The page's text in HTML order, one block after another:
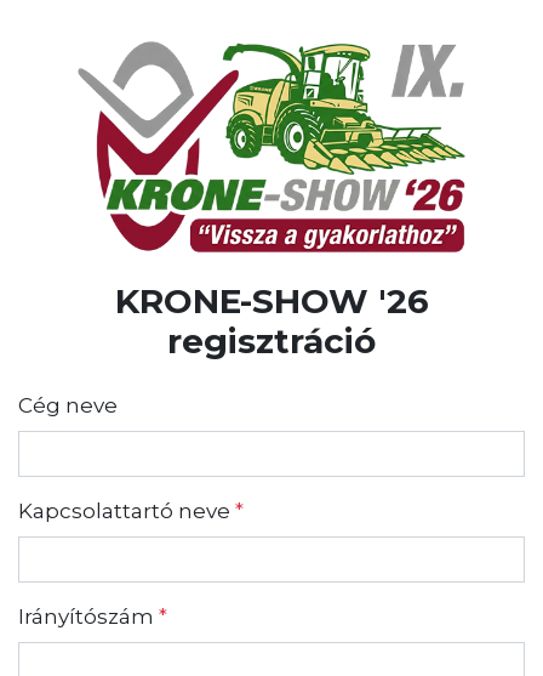
KRONE-SHOW '26
regisztráció
Cég neve
Kapcsolattartó neve *
Irányítószám *